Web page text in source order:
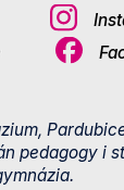
pedagogy i